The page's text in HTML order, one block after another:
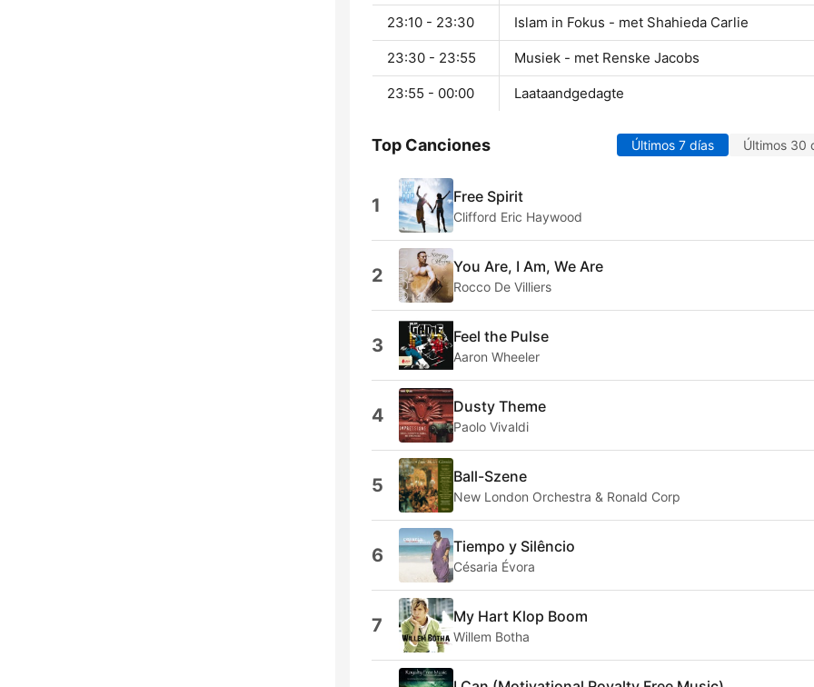
23:10 - 23:30 Islam in Fokus - met Shahieda Carlie
23:30 - 23:55 Musiek - met Renske Jacobs
23:55 - 00:00 Laataandgedagte
Top Canciones Últimos 7 días Últimos 30
1 Free Spirit
Clifford Eric Haywood
2 You Are, I Am, We Are
Rocco De Villiers
3 Feel the Pulse
Aaron Wheeler
4 Dusty Theme
Paolo Vivaldi
5 Ball-Szene
New London Orchestra & Ronald Corp
6 Tiempo y Silêncio
Césaria Évora
7 My Hart Klop Boom
Willem Botha